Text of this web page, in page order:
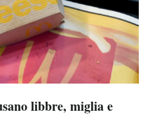
libbre, miglia e